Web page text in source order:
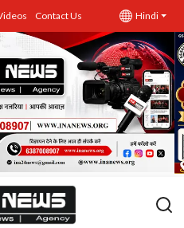
Contact Us Hindi